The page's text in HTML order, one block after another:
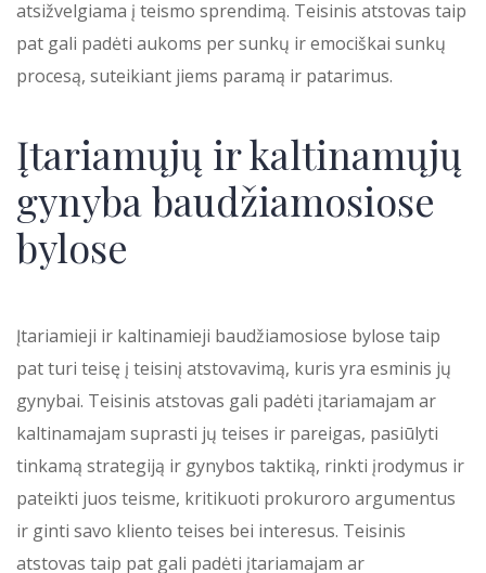
atsižvelgiama į teismo sprendimą. Teisinis atstovas taip
pat gali padėti aukoms per sunkų ir emociškai sunkų
procesą, suteikiant jiems paramą ir patarimus.
Įtariamųjų ir kaltinamųjų
gynyba baudžiamosiose
bylose
Įtariamieji ir kaltinamieji baudžiamosiose bylose taip
pat turi teisę į teisinį atstovavimą, kuris yra esminis jų
gynybai. Teisinis atstovas gali padėti įtariamajam ar
kaltinamajam suprasti jų teises ir pareigas, pasiūlyti
tinkamą strategiją ir gynybos taktiką, rinkti įrodymus ir
pateikti juos teisme, kritikuoti prokuroro argumentus
ir ginti savo kliento teises bei interesus. Teisinis
atstovas taip pat gali padėti įtariamajam ar